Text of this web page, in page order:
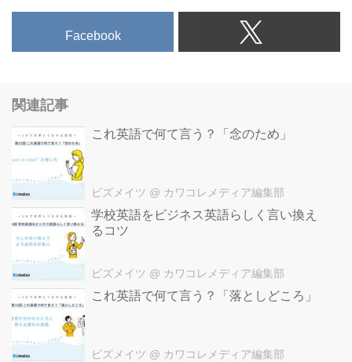
Facebook
関連記事
これ英語で何て言う？「念のため」
ビズメイツ @ カワコレメディア編集部
学校英語をビジネス英語らしく言い換え
るコツ
ビズメイツ @ カワコレメディア編集部
これ英語で何て言う？「落としどころ」
ビズメイツ @ カワコレメディア編集部